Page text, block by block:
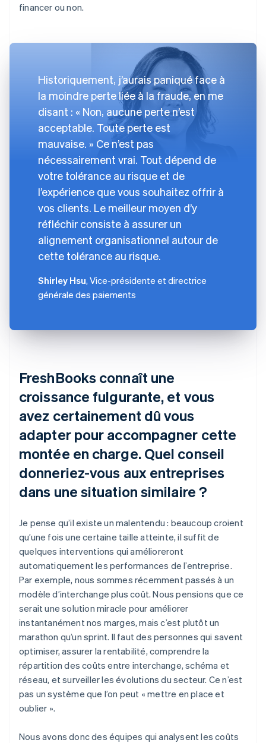
financer ou non.
Historiquement, j’aurais paniqué face à
la moindre perte liée à la fraude, en me
disant : « Non, aucune perte n’est
acceptable. Toute perte est
mauvaise. » Ce n’est pas
nécessairement vrai. Tout dépend de
votre tolérance au risque et de
l’expérience que vous souhaitez offrir à
vos clients. Le meilleur moyen d’y
réfléchir consiste à assurer un
alignement organisationnel autour de
cette tolérance au risque.
Shirley Hsu, Vice-présidente et directrice
générale des paiements
FreshBooks connaît une
croissance fulgurante, et vous
avez certainement dû vous
adapter pour accompagner cette
montée en charge. Quel conseil
donneriez-vous aux entreprises
dans une situation similaire ?
Je pense qu’il existe un malentendu : beaucoup croient
qu’une fois une certaine taille atteinte, il suffit de
quelques interventions qui amélioreront
automatiquement les performances de l’entreprise.
Par exemple, nous sommes récemment passés à un
modèle d’interchange plus coût. Nous pensions que ce
serait une solution miracle pour améliorer
instantanément nos marges, mais c’est plutôt un
marathon qu’un sprint. Il faut des personnes qui savent
optimiser, assurer la rentabilité, comprendre la
répartition des coûts entre interchange, schéma et
réseau, et surveiller les évolutions du secteur. Ce n’est
pas un système que l’on peut « mettre en place et
oublier ».
Nous avons donc des équipes qui analysent les coûts